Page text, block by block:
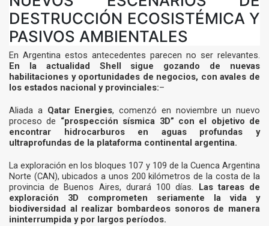
DESTRUCCIÓN ECOSISTÉMICA Y
PASIVOS AMBIENTALES
En Argentina estos antecedentes parecen no ser relevantes.
En la actualidad Shell sigue gozando de nuevas
habilitaciones y oportunidades de negocios, con avales de
los estados nacional y provinciales:–
Aliada a Qatar Energies, comenzó en noviembre un nuevo
proceso de “prospección sísmica 3D” con el objetivo de
encontrar hidrocarburos en aguas profundas y
ultraprofundas de la plataforma continental argentina.
La exploración en los bloques 107 y 109 de la Cuenca Argentina
Norte (CAN), ubicados a unos 200 kilómetros de la costa de la
provincia de Buenos Aires, durará 100 días. Las tareas de
exploración 3D comprometen seriamente la vida y
biodiversidad al realizar bombardeos sonoros de manera
ininterrumpida y por largos períodos.